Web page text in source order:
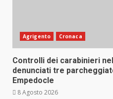
Agrigento Cronaca
Controlli dei carabinieri
denunciati tre
Empedocle
8 Agosto 2026